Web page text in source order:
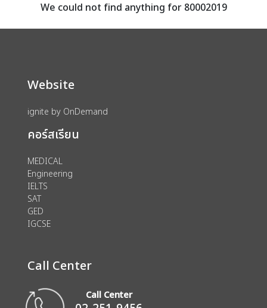
assignment ลงทะเบียน
We could not find anything for 80002019
Website
ignite by OnDemand
คอร์สเรียน
MEDICAL
Engineering
IELTS
SAT
GED
IGCSE
Call Center
Call Center